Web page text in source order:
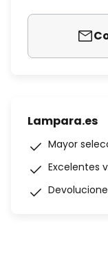
Lampara.es
Mayor
Excelentes